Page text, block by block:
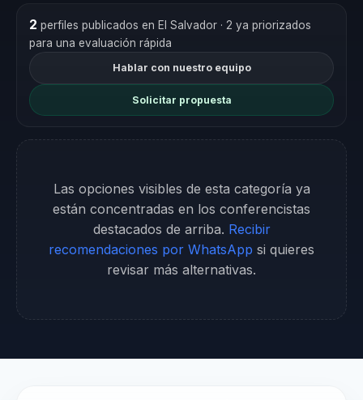
2 perfiles publicados en El Salvador · 2 ya priorizados
para una evaluación rápida
Hablar con nuestro equipo
Solicitar propuesta
Las opciones visibles de esta categoría ya
están concentradas en los conferencistas
destacados de arriba. Recibir
recomendaciones por WhatsApp si quieres
revisar más alternativas.